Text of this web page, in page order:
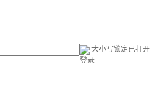
大小写锁定已打开
登录